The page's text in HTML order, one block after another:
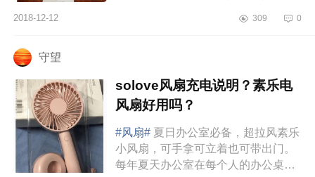
森森吸引，颜控没办法。它不是简...
2018-12-12 309 0
守望
solove风扇充电说明？素乐电
风扇好用吗？
#风扇# 夏日办公室必备，超拉风素乐
小风扇，可手拿可立着也可带出门。
每年夏天办公室在每个人的办公桌